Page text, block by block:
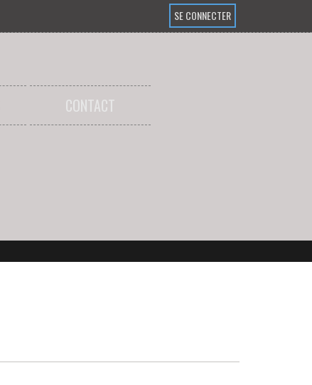
SE CONNECTER
CONTACT